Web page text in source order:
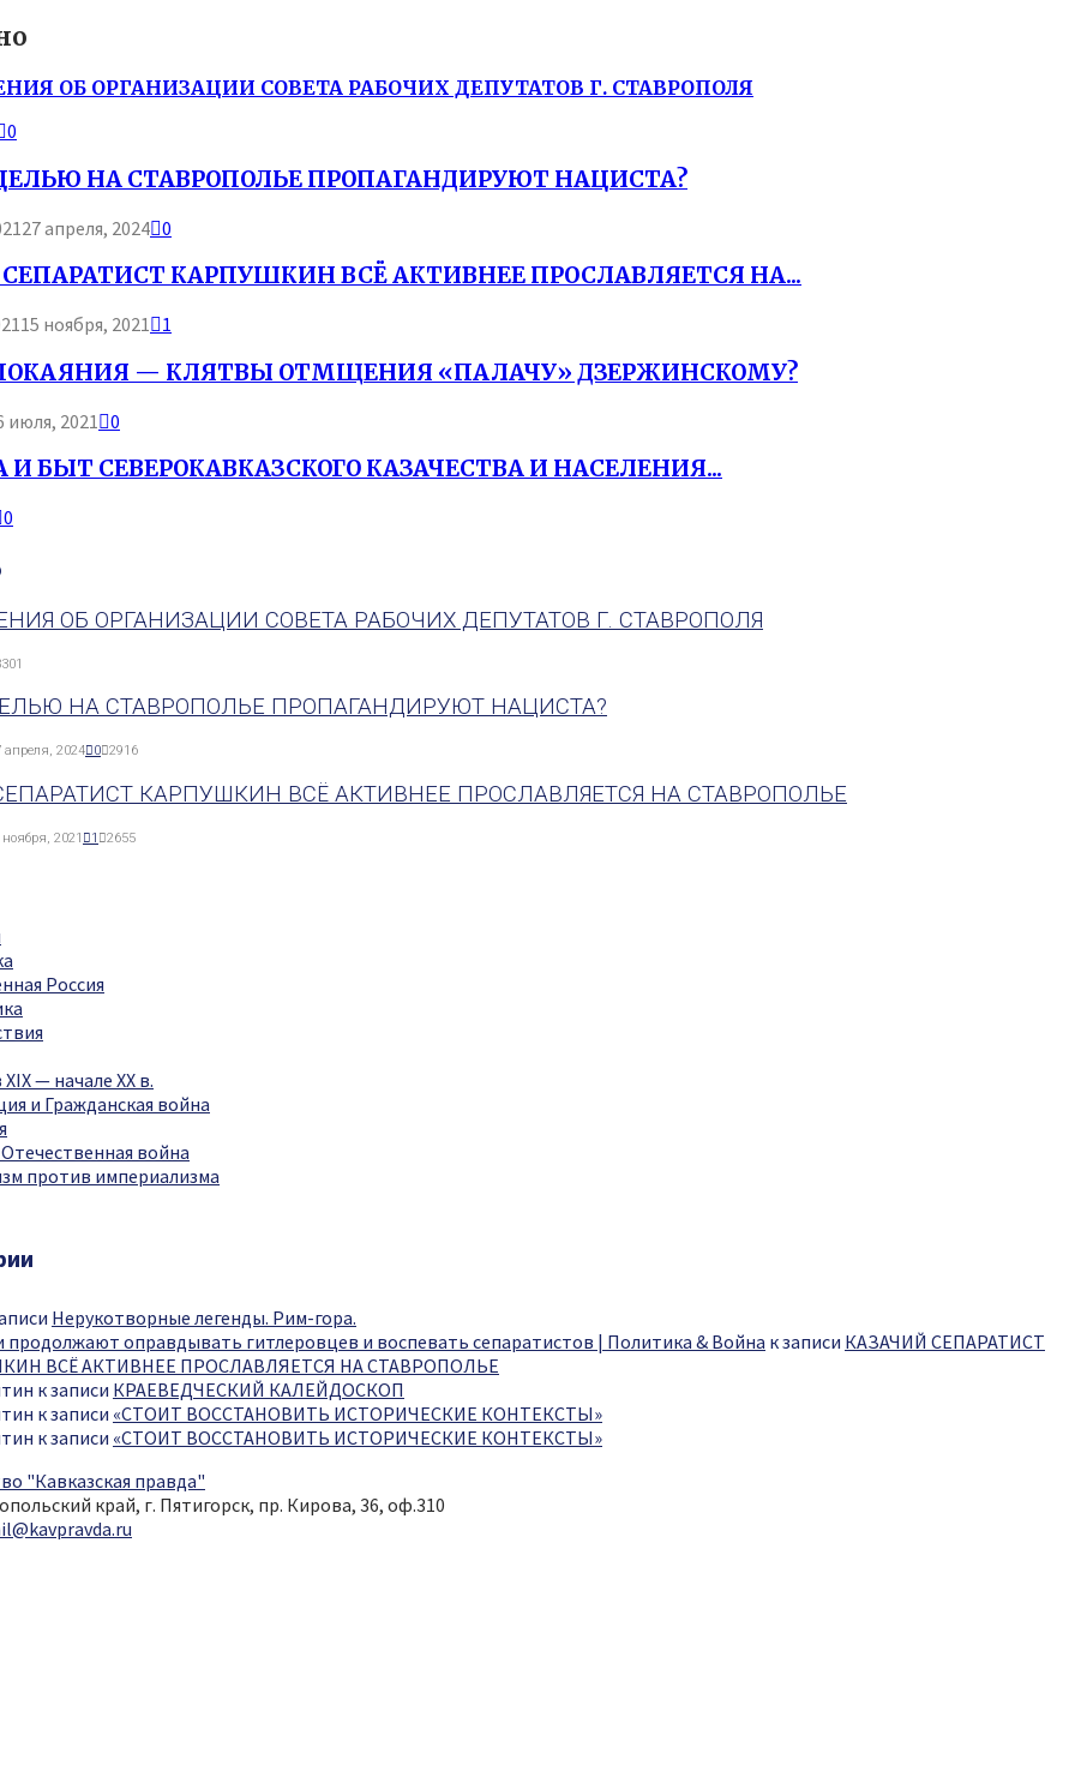
ОБ ОРГАНИЗАЦИИ СОВЕТА РАБОЧИХ ДЕПУТАТОВ Г. СТАВРОПОЛЯ
0
НА СТАВРОПОЛЬЕ ПРОПАГАНДИРУЮТ НАЦИСТА?
27 апреля, 2024 0
КАРПУШКИН ВСЁ АКТИВНЕЕ ПРОСЛАВЛЯЕТСЯ НА...
15 ноября, 2021 1
— КЛЯТВЫ ОТМЩЕНИЯ «ПАЛАЧУ» ДЗЕРЖИНСКОМУ?
июля, 2021 0
И БЫТ СЕВЕРОКАВКАЗСКОГО КАЗАЧЕСТВА И НАСЕЛЕНИЯ...
0
ОБ ОРГАНИЗАЦИИ СОВЕТА РАБОЧИХ ДЕПУТАТОВ Г. СТАВРОПОЛЯ
НА СТАВРОПОЛЬЕ ПРОПАГАНДИРУЮТ НАЦИСТА?
апреля, 2024 0 2916
КАРПУШКИН ВСЁ АКТИВНЕЕ ПРОСЛАВЛЯЕТСЯ НА СТАВРОПОЛЬЕ
ноября, 2021 1 2655
Россия
— начале XX в.
и Гражданская война
война
против империализма
Нерукотворные легенды. Рим-гора.
продолжают оправдывать гитлеровцев и воспевать сепаратистов | Политика & Война к записи КАЗАЧИЙ СЕПАРАТИСТ
ВСЁ АКТИВНЕЕ ПРОСЛАВЛЯЕТСЯ НА СТАВРОПОЛЬЕ
к записи КРАЕВЕДЧЕСКИЙ КАЛЕЙДОСКОП
к записи «СТОИТ ВОССТАНОВИТЬ ИСТОРИЧЕСКИЕ КОНТЕКСТЫ»
к записи «СТОИТ ВОССТАНОВИТЬ ИСТОРИЧЕСКИЕ КОНТЕКСТЫ»
край, г. Пятигорск, пр. Кирова, 36, оф.310